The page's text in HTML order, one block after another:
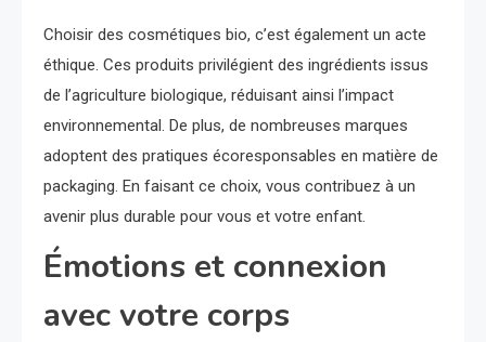
Choisir des cosmétiques bio, c’est également un acte
éthique. Ces produits privilégient des ingrédients issus
de l’agriculture biologique, réduisant ainsi l’impact
environnemental. De plus, de nombreuses marques
adoptent des pratiques écoresponsables en matière de
packaging. En faisant ce choix, vous contribuez à un
avenir plus durable pour vous et votre enfant.
Émotions et connexion
avec votre corps